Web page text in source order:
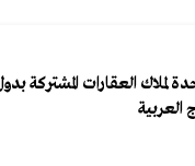
لملاك العقارات المشتركة
العربية